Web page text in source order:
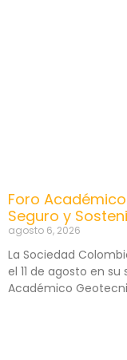
Foro
Seguro y
agosto 6, 2026
La Sociedad
el 11 de agosto en
Académico